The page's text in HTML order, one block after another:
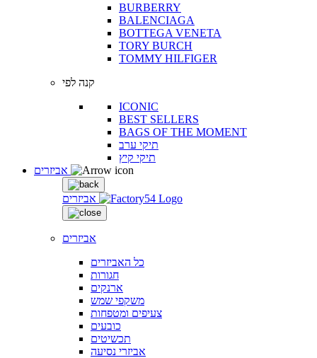
BURBERRY
BALENCIAGA
BOTTEGA VENETA
TORY BURCH
TOMMY HILFIGER
קנה לפי
ICONIC
BEST SELLERS
BAGS OF THE MOMENT
תיקי ערב
תיקי קיץ
אביזרים
אביזרים
כל האביזרים
חגורות
ארנקים
משקפי שמש
צעיפים ומטפחות
כובעים
תכשיטים
אביזרי נסיעה